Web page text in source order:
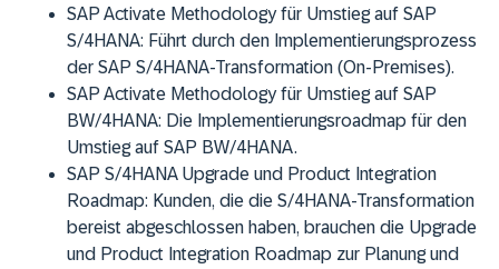
SAP Activate Methodology für Umstieg auf SAP
S/4HANA: Führt durch den Implementierungsprozess
der SAP S/4HANA-Transformation (On-Premises).
SAP Activate Methodology für Umstieg auf SAP
BW/4HANA: Die Implementierungsroadmap für den
Umstieg auf SAP BW/4HANA.
SAP S/4HANA Upgrade und Product Integration
Roadmap: Kunden, die die S/4HANA-Transformation
bereist abgeschlossen haben, brauchen die Upgrade
und Product Integration Roadmap zur Planung und